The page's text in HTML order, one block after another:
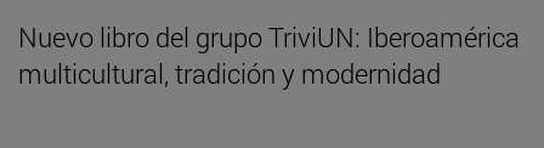
Nuevo libro del grupo TriviUN: Iberoamérica
multicultural, tradición y modernidad